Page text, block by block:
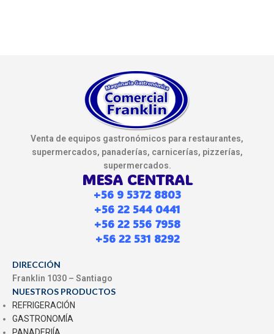
Venta de equipos gastronómicos para restaurantes,
supermercados, panaderías, carnicerías, pizzerías,
supermercados.
MESA CENTRAL
+56 9 5372 8803
+56 22 544 0441
+56 22 556 7958
+56 22 531 8292
DIRECCIÓN
Franklin 1030 – Santiago
NUESTROS PRODUCTOS
REFRIGERACIÓN
GASTRONOMÍA